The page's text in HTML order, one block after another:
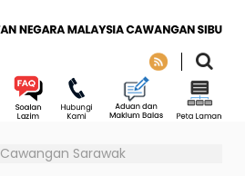
Cawangan Sarawak